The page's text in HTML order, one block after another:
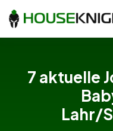
7 aktuelle
Lahr/